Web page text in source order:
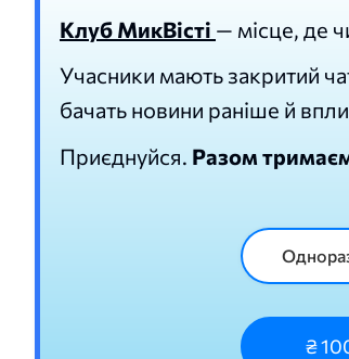
Клуб МикВісті — місце, де
Учасники мають закритий
бачать новини раніше й
Приєднуйся. Разом
₴